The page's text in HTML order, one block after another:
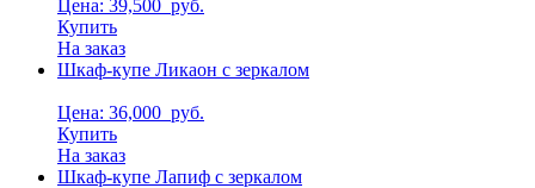
Цена: 39,500 руб.
Купить
На заказ
Шкаф-купе Ликаон с зеркалом
Цена: 36,000 руб.
Купить
На заказ
Шкаф-купе Лапиф с зеркалом